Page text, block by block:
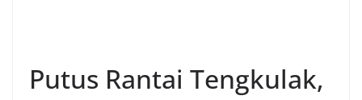
Putus Rantai Tengkulak,